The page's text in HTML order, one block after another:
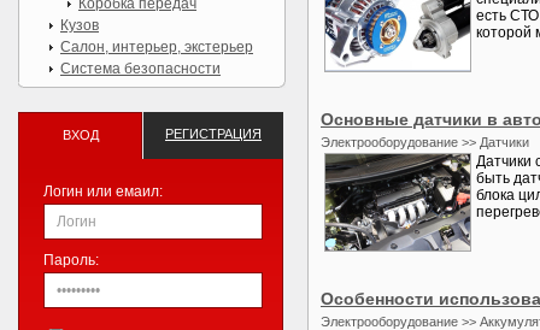
есть
которой
Основные датчики в
Электрооборудование >> Датчики
Датчики
быть
блока
Особенности
Электрооборудование >>
Коробка передач
Кузов
Салон, интерьер, экстерьер
Система безопасности
ВХОД РЕГИСТРАЦИЯ
Логин или емаил:
Пароль: